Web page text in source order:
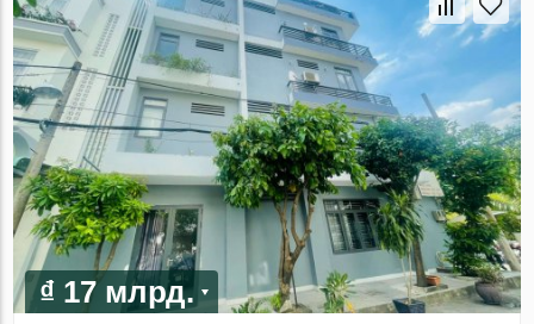
₫ 17 млрд.